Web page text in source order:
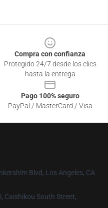
Compra con confianza
Protegido 24/7 desde los clics
hasta la entrega
Pago 100% seguro
PayPal / MasterCard / Visa
Blvd, Los Angeles, CA
Caishikou South Street,